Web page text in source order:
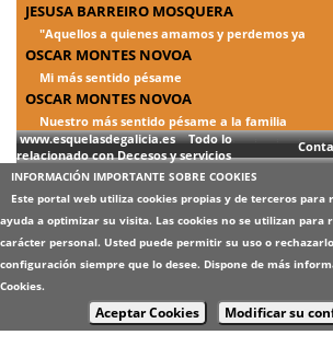
JESUSA BARREIRO MOSQUERA
"Aquellos a quienes amamos y perdemos ya
OSCAR MONTES NOVOA
Mi más sentido pésame
OSCAR MONTES NOVOA
Nuestro más sentido pésame a la familia
www.esquelasdegalicia.es Todo lo
relacionado con Decesos y servicios
INFORMACIÓN IMPORTANTE SOBRE COOKIES
Este portal web utiliza cookies propias y de terceros
ayuda a optimizar su visita. Las cookies no se utilizan para
carácter personal. Usted puede permitir su uso o
configuración siempre que lo desee. Dispone de más
Cookies.